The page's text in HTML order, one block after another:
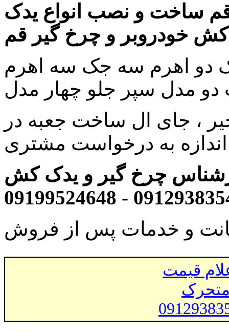
ساخت و نصب انواع یدک
کش خودروبر و چرخ گیر قم
دو اهرم سه جک سه اهرم
مدل سپر جلو چهار مدل
، جای ال ساخت جعبه در
اندازه به درخواست مشتری
چرخ گیر و یدک کش
و خدمات پس از فروش
قیمت